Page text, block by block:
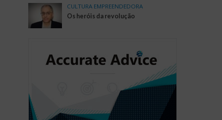
CULTURA EMPREENDEDORA
Os heróis da revolução